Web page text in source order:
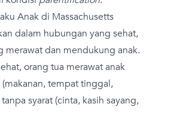
Anak di Massachusetts
dalam hubungan yang sehat,
merawat dan mendukung anak.
orang tua merawat anak
tempat tinggal,
syarat (cinta, kasih sayang,